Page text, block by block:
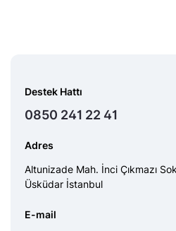
Destek Hattı
0850 241 22 41
Adres
Altunizade Mah. İnci Çıkmazı
Üsküdar İstanbul
E-mail